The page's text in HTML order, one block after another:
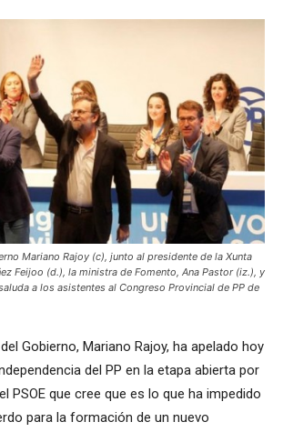
Mariano Rajoy (c), junto al presidente de la Xunta
Feijoo (d.), la ministra de Fomento, Ana Pastor (iz.), y
a los asistentes al Congreso Provincial de PP de
Gobierno, Mariano Rajoy, ha apelado hoy
del PP en la etapa abierta por
PSOE que cree que es lo que ha impedido
para la formación de un nuevo